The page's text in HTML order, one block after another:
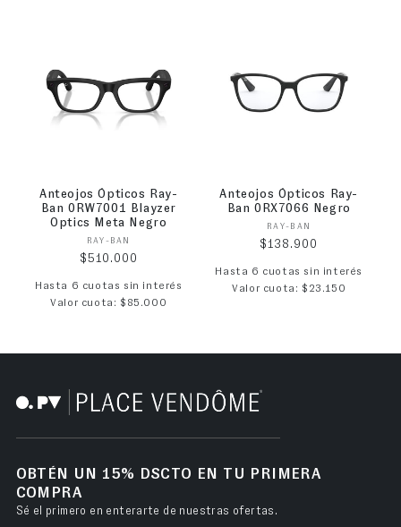
Anteojos Ópticos Ray-
Ban 0RW7001 Blayzer
Optics Meta Negro
Proveedor:
RAY-BAN
Precio habitual
$510.000
Hasta 6 cuotas sin interés
Valor cuota: $85.000
Anteojos Ópticos Ray-
Ban 0RX7066 Negro
Proveedor:
RAY-BAN
Precio habitual
$138.900
Hasta 6 cuotas sin interés
Valor cuota: $23.150
OBTÉN UN 15% DSCTO EN TU PRIMERA
COMPRA
Sé el primero en enterarte de nuestras ofertas.